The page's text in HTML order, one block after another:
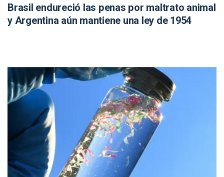
Brasil endureció las penas por maltrato animal
y Argentina aún mantiene una ley de 1954